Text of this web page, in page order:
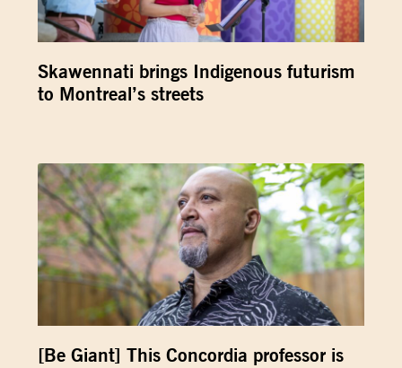
Skawennati brings Indigenous futurism
to Montreal’s streets
[Be Giant] This Concordia professor is